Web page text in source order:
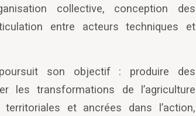
collective, conception des
entre acteurs techniques et
son objectif : produire des
les transformations de l ’agriculture
et ancrées dans l ’action,